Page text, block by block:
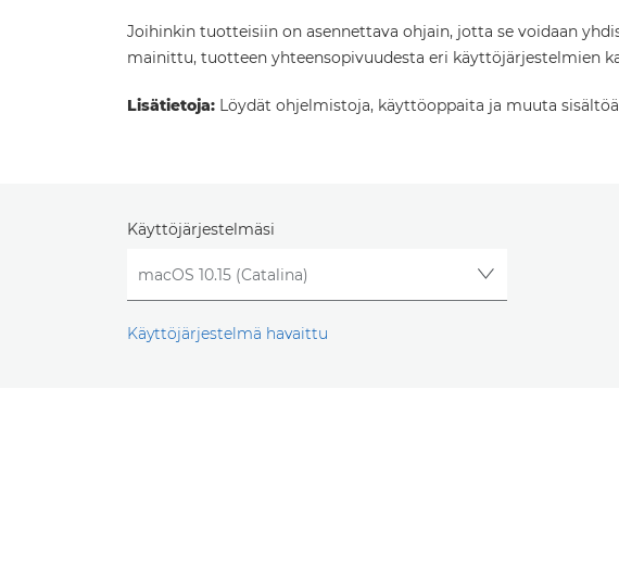
Joihinkin tuotteisiin on asennettava ohjain, jotta se voidaan
mainittu, tuotteen yhteensopivuudesta eri käyttöjärjestelmien
Lisätietoja: Löydät ohjelmistoja, käyttöoppaita ja muuta
Käyttöjärjestelmäsi
Käyttöjärjestelmä havaittu